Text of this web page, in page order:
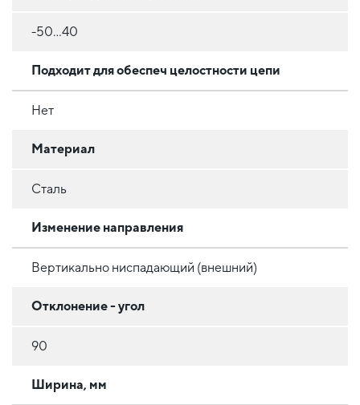
-50...40
Подходит для обеспеч целостности цепи
Нет
Материал
Сталь
Изменение направления
Вертикально ниспадающий (внешний)
Отклонение - угол
90
Ширина, мм